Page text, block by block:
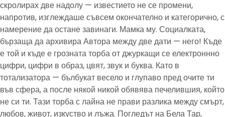
скролирах две надолу — известието не се промени,
напротив, изглеждаше съвсем окончателно и категорично, с
намерение да остане завинаги. Мамка му. Социалката,
бързаща да архивира Автора между две дати — него! Къде
е той и къде е грозната торба от джуркащи се електроннно
цифри, цифри в образ, цвят, звук и буква. Като в
тотализатора — бълбукат весело и глупаво пред очите ти
във сфера, а после някой никой обявява печелившия, който
не си ти. Тази торба с лайна не прави разлика между смърт,
любов, живот, изкуство и лъжа. Погледът на Бела Тар,